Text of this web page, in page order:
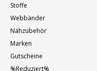
Stoffe
Webbänder
Nähzubehör
Marken
Gutscheine
%Reduziert%